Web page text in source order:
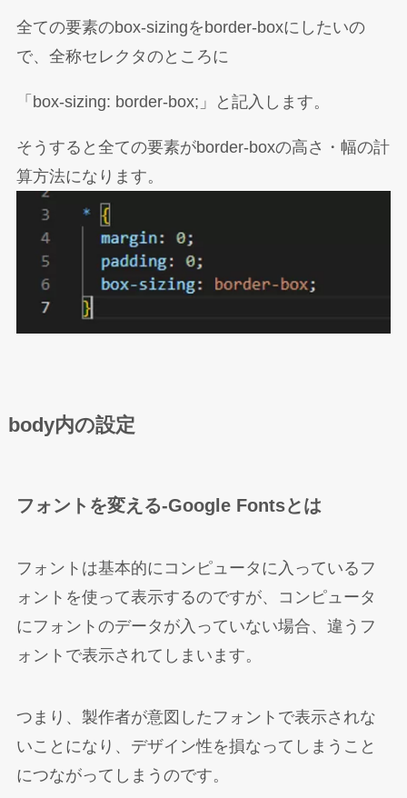
全ての要素のbox-sizingをborder-boxにしたいの
で、全称セレクタのところに
「box-sizing: border-box;」と記入します。
そうすると全ての要素がborder-boxの高さ・幅の計
算方法になります。
body内の設定
フォントを変える-Google Fontsとは
フォントは基本的にコンピュータに入っているフ
ォントを使って表示するのですが、コンピュータ
にフォントのデータが入っていない場合、違うフ
ォントで表示されてしまいます。
つまり、製作者が意図したフォントで表示されな
いことになり、デザイン性を損なってしまうこと
につながってしまうのです。